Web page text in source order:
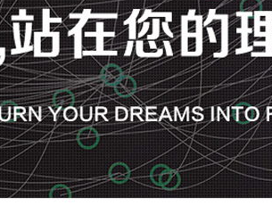
业六大骗局
[2024-12-18]